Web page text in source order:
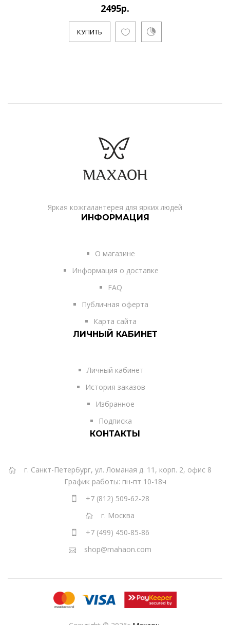
2495р.
КУПИТЬ
Яркая кожгалантерея для ярких людей
ИНФОРМАЦИЯ
О магазине
Информация о доставке
FAQ
Публичная оферта
Карта сайта
ЛИЧНЫЙ КАБИНЕТ
Личный кабинет
История заказов
Избранное
Подписка
КОНТАКТЫ
г. Санкт-Петербург, ул. Ломаная д. 11, корп. 2, офис 8
График работы: пн-пт 10-18ч
+7 (812) 509-62-28
г. Москва
+7 (499) 450-85-86
shop@mahaon.com